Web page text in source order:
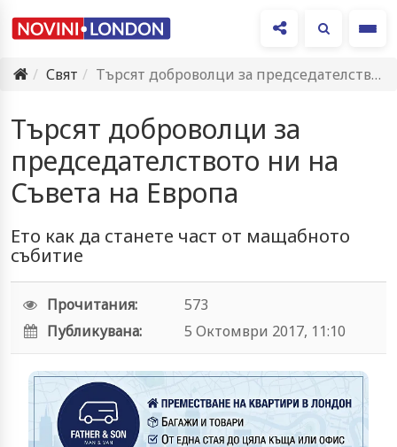
Свят
Търсят доброволци за председателството ни на Съвета на Европа
Търсят доброволци за
председателството ни на
Съвета на Европа
Ето как да станете част от мащабното
събитие
Прочитания:
573
Публикувана:
5 Октомври 2017, 11:10